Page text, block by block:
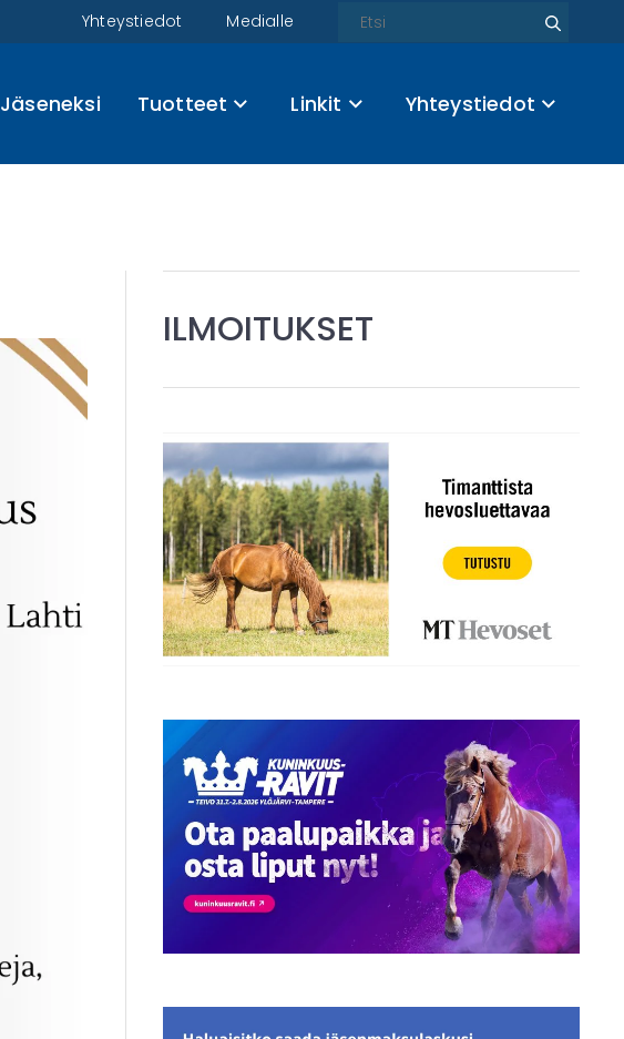
Yhteystiedot Medialle
Jäseneksi Tuotteet Linkit Yhteystiedot
ILMOITUKSET